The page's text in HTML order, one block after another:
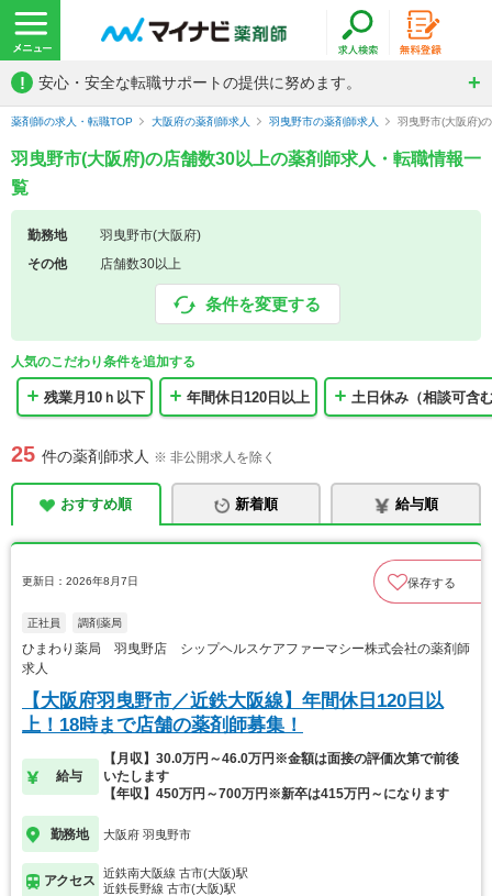
! 安心・安全な転職サポートの提供に努めます。
薬剤師の求人・転職TOP 大阪府の薬剤師求人 羽曳野市の薬剤師求人 羽曳野市(大阪府)
羽曳野市(大阪府)の店舗数30以上の薬剤師求人・転職情報一
覧
勤務地
羽曳野市(大阪府)
その他
店舗数30以上
条件を変更する
人気のこだわり条件を追加する
残業月10ｈ以下 年間休日120日以上 土日休み（相談可含
25 件の薬剤師求人 ※ 非公開求人を除く
おすすめ順 新着順 給与順
更新日：2026年8月7日 保存する
正社員 調剤薬局
ひまわり薬局 羽曳野店 シップヘルスケアファーマシー株式会社の薬剤師
求人
【大阪府羽曳野市／近鉄大阪線】年間休日120日以
上！18時まで店舗の薬剤師募集！
給与
【月収】30.0万円～46.0万円※金額は面接の評価次第で前後
いたします
【年収】450万円～700万円※新卒は415万円～になります
勤務地 大阪府 羽曳野市
アクセス
近鉄南大阪線 古市(大阪)駅
近鉄長野線 古市(大阪)駅